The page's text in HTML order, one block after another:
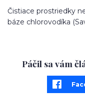
Čistiace prostriedky
báze chlorovodíka
Páčil sa vám